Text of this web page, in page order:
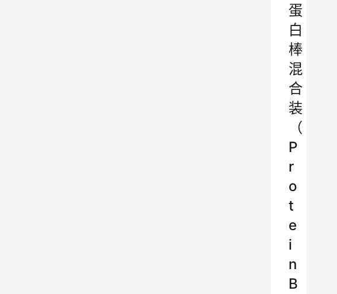
蛋
白
棒
混
合
装
（
P
r
o
t
e
i
n
B